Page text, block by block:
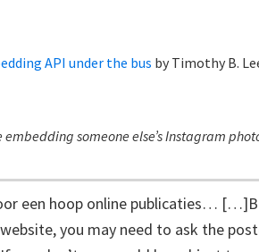
API under the bus by Timothy B.
someone else’s Instagram
een hoop online publicaties…
you may need to ask the